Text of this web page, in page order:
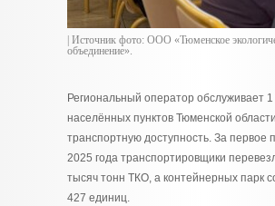
| Источник фото: ООО «Тюменское
объединение».
Региональный оператор обслуживает 1
населённых пунктов Тюменской
транспортную доступность. За первое
2025 года транспортировщики
тысяч тонн ТКО, а контейнерных парк
427 единиц.